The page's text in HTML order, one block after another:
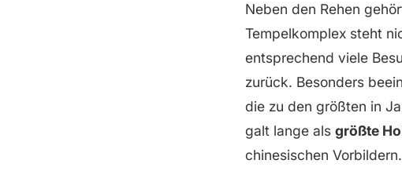
Neben den Rehen
Tempelkomplex steht
entsprechend viele
zurück. Besonders
die zu den größten in
galt lange als größte
chinesischen Vorbildern.